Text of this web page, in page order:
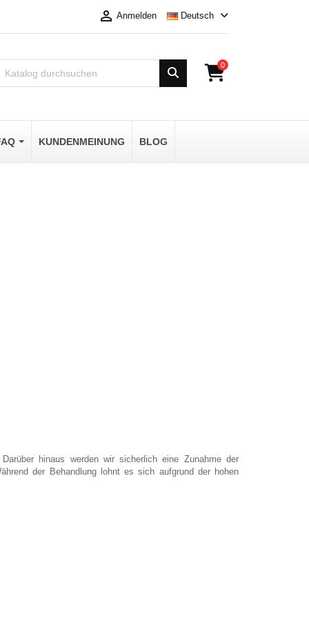
 Anmelden Deutsch
0
KUNDENMEINUNG BLOG
hinaus werden wir sicherlich eine Zunahme der
der Behandlung lohnt es sich aufgrund der hohen